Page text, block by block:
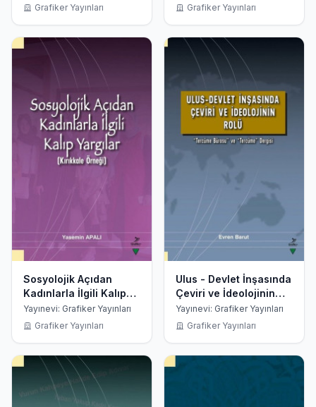
Grafiker Yayınları
Grafiker Yayınları
Sosyolojik Açıdan
Kadınlarla İlgili Kalıp
Yargılar - Kırıkkale
Örneği
Yayınevi: Grafiker Yayınları
Grafiker Yayınları
Ulus - Devlet İnşasında
Çeviri ve İdeolojinin
Rolü
Yayınevi: Grafiker Yayınları
Grafiker Yayınları